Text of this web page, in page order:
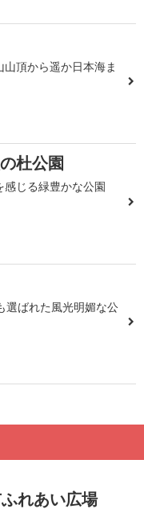
頂から遥か日本海ま
杜公園
じる緑豊かな公園
選ばれた風光明媚な公
れあい広場